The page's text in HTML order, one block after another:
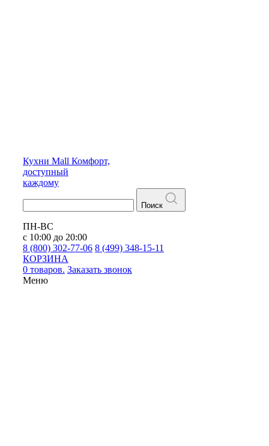
Кухни Mall Комфорт,
доступный
каждому
Поиск
ПН-ВС
с 10:00 до 20:00
8 (800) 302-77-06 8 (499) 348-15-11
КОРЗИНА
0 товаров. Заказать звонок
Меню